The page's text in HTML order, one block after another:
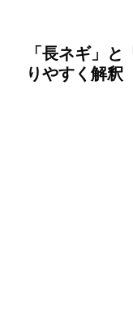
「長ネギ」
りやすく解釈